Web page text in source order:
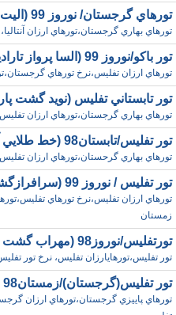
تورهاي گرجستان/ نوروز 99 (اليت گشت آريا)
تورهاي بهاري گرجستان،تورهاي ارزان آنتاليا،رزرو
تور باکو/نوروز 99 (السا پرواز تاراديس)
تورهاي ارزان تفليس،نرخ تورهاي
تور تابستاني تفليس (نويد گشت
تورهاي بهاري گرجستان،تورهاي ارزان تفليس،رزرو
تور تفليس/تابستان98 (خط طلايي آسمان)
تورهاي بهاري گرحستان،تورهاي ارزان تفليس،رزرو
تور تفليس / نوروز 99 (سرافرازگشت پارسي)
تورهاي ارزان تفليس،نرخ تورهاي
زمستان
تورتفليس/نوروز98 (مهراب گشت سبز)
تور تفليس،تورهايارزان تفليس، نرخ تور
تور تفليس(گرجستان)/زمستان98 (الهي گشت پارسه )